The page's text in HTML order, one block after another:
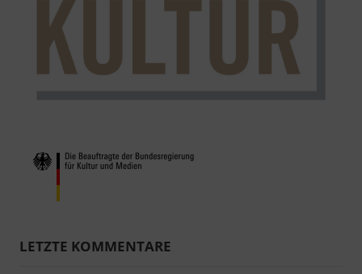
LETZTE KOMMENTARE